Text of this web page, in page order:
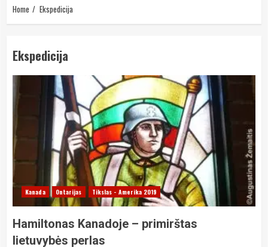
Home Ekspedicija
Ekspedicija
Kanada Ontarijas Tikslas - Amerika 2019
Hamiltonas Kanadoje – primirštas
lietuvybės perlas